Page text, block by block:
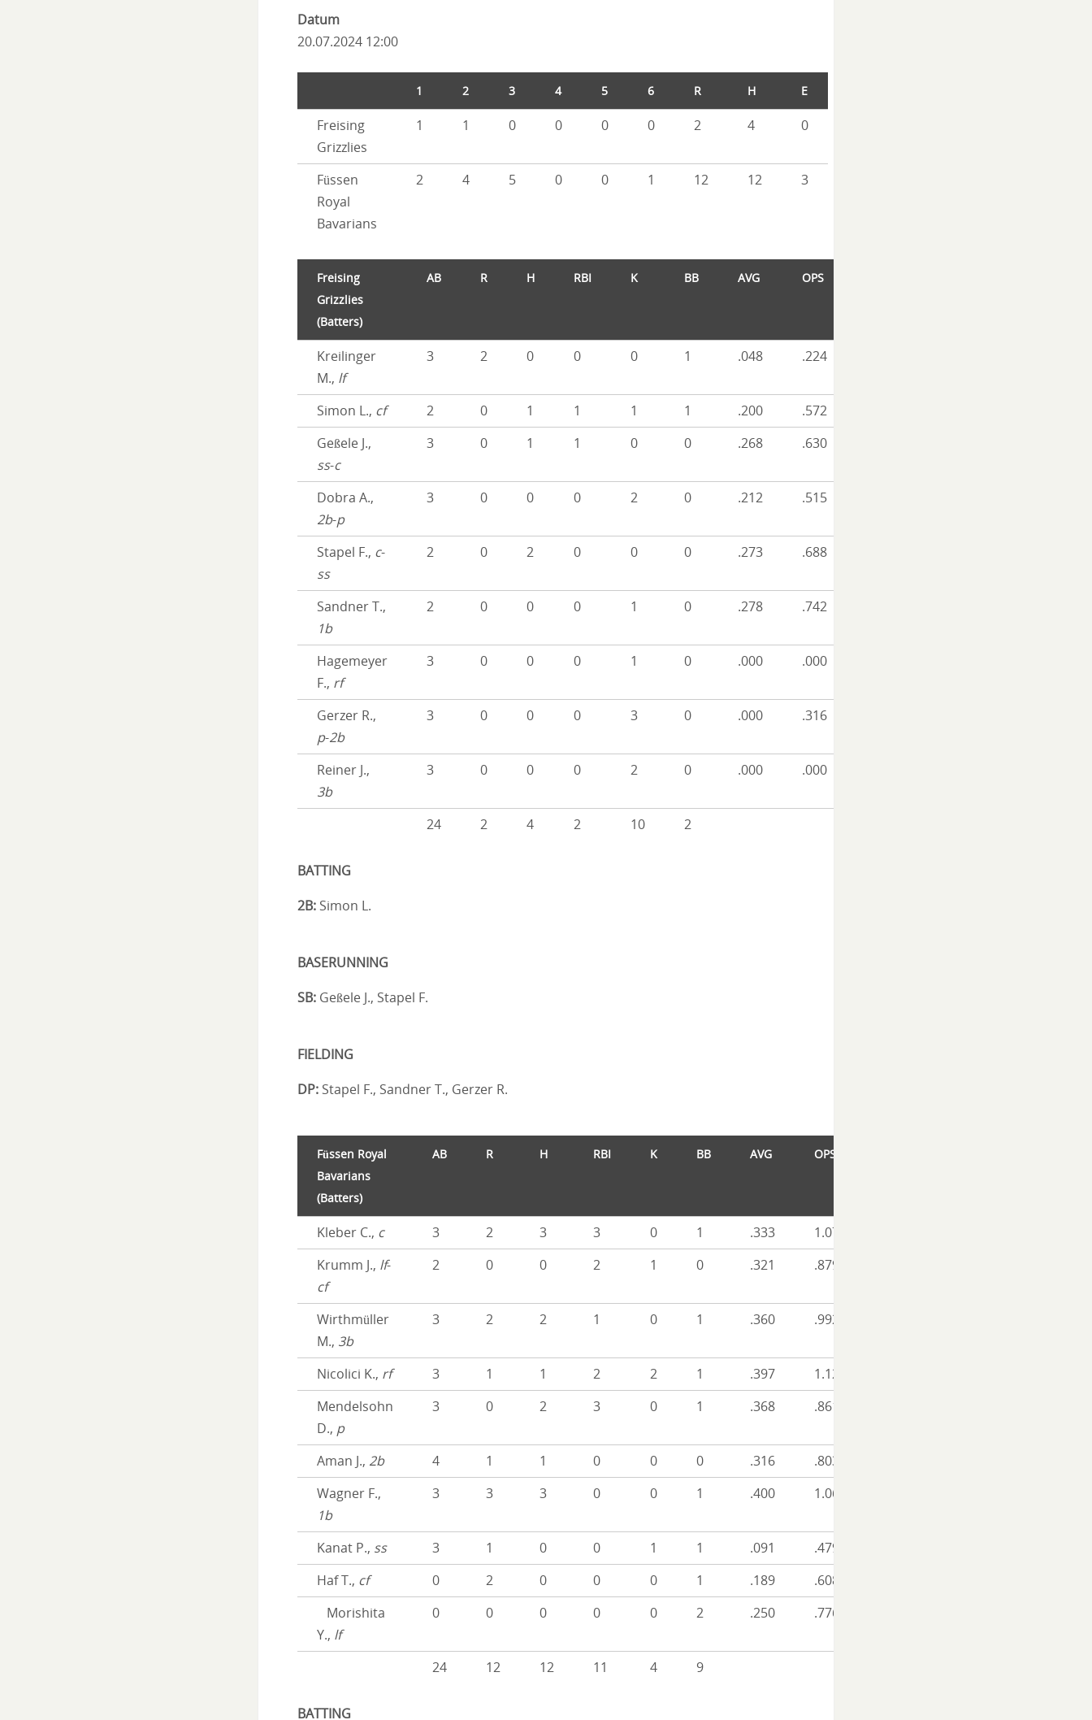
Datum
20.07.2024 12:00
1 2 3 4 5 6 R H E
Freising
Grizzlies
1 1 0 0 0 0 2 4 0
Füssen
Royal
Bavarians
2 4 5 0 0 1 12 12 3
Freising
Grizzlies
(Batters)
AB R H RBI K BB AVG OPS
Kreilinger
M., lf
3 2 0 0 0 1 .048 .224
Simon L., cf 2 0 1 1 1 1 .200
.572
Geßele J.,
ss-c
3 0 1 1 0 0 .268 .630
Dobra A.,
2b-p
3 0 0 0 2 0 .212 .515
Stapel F., c-
ss
2 0 2 0 0 0 .273 .688
Sandner T.,
1b
2 0 0 0 1 0 .278 .742
Hagemeyer
F., rf
3 0 0 0 1 0 .000 .000
Gerzer R.,
p-2b
3 0 0 0 3 0 .000 .316
Reiner J.,
3b
3 0 0 0 2 0 .000 .000
24 2 4 2 10 2
BATTING
2B: Simon L.
BASERUNNING
SB: Geßele J., Stapel F.
FIELDING
DP: Stapel F., Sandner T., Gerzer R.
Füssen Royal
Bavarians
(Batters)
AB R H RBI K BB AVG OPS
Kleber C., c 3 2 3 3 0 1 .333
1.073
Krumm J., lf-
cf
2 0 0 2 1 0 .321 .879
Wirthmüller
M., 3b
3 2 2 1 0 1 .360 .992
Nicolici K., rf 3 1 1 2 2 1 .397
1.128
Mendelsohn
D., p
3 0 2 3 0 1 .368 .861
Aman J., 2b 4 1 1 0 0 0 .316
.803
Wagner F.,
1b
3 3 3 0 0 1 .400 1.062
Kanat P., ss 3 1 0 0 1 1 .091
.479
Haf T., cf 0 2 0 0 0 1 .189
.608
Morishita
Y., lf
0 0 0 0 0 2 .250 .776
24 12 12 11 4 9
BATTING